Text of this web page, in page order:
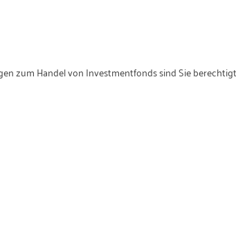
zum Handel von Investmentfonds sind Sie